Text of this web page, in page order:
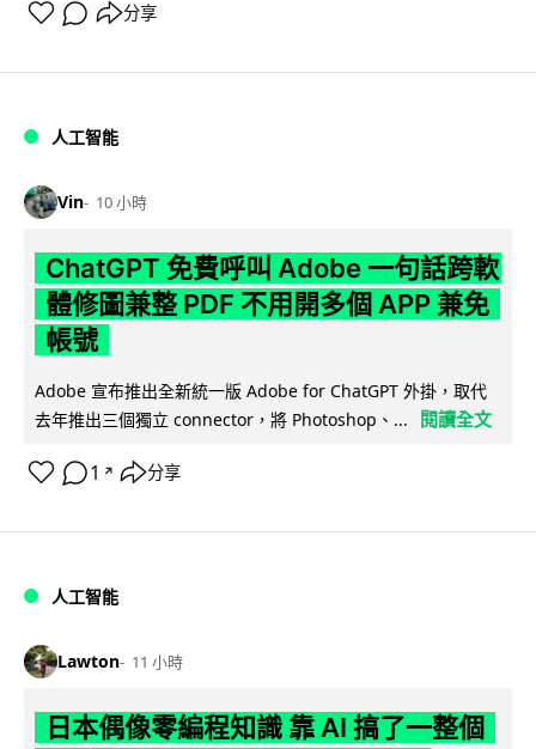
分享
人工智能
Vin 10 小時
ChatGPT 免費呼叫 Adobe 一句話跨軟
體修圖兼整 PDF 不用開多個 APP 兼免
帳號
Adobe 宣布推出全新統一版 Adobe for ChatGPT 外掛，取代
去年推出三個獨立 connector，將 Photoshop、...
閱讀全文
1 ↗ 分享
人工智能
Lawton 11 小時
日本偶像零編程知識 靠 AI 搞了一整個